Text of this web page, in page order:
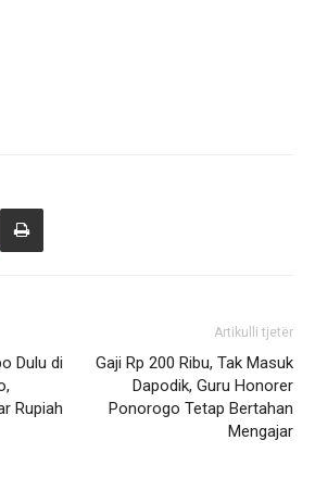
Dulu di
Rupiah
Artikulli tjetër
Gaji Rp 200 Ribu, Tak Masuk
Dapodik, Guru Honorer
Ponorogo Tetap Bertahan
Mengajar